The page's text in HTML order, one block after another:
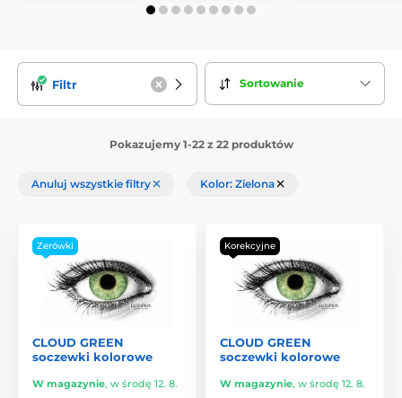
Filtr Sortowanie
Pokazujemy 1-22 z 22 produktów
Anuluj wszystkie filtry Kolor: Zielona
Zerówki
CLOUD GREEN
soczewki kolorowe
W magazynie, w środę 12. 8.
Korekcyjne
CLOUD GREEN
soczewki kolorowe
W magazynie, w środę 12. 8.